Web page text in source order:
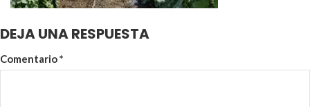
DEJA UNA RESPUESTA
Comentario*